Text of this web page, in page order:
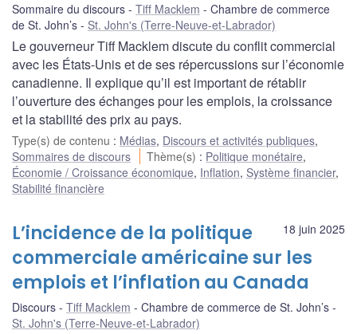
Sommaire du discours Tiff Macklem
Chambre de commerce
de St. John’s
St. John's (Terre-Neuve-et-Labrador)
Le gouverneur Tiff Macklem discute du conflit commercial
avec les États-Unis et de ses répercussions sur l’économie
canadienne. Il explique qu’il est important de rétablir
l’ouverture des échanges pour les emplois, la croissance
et la stabilité des prix au pays.
Type(s) de contenu : Médias, Discours et activités publiques,
Sommaires de discours
Thème(s) : Politique monétaire,
Économie / Croissance économique, Inflation, Système financier,
Stabilité financière
18 juin 2025
L’incidence de la politique
commerciale américaine sur les
emplois et l’inflation au Canada
Discours Tiff Macklem
Chambre de commerce de St. John’s
St. John's (Terre-Neuve-et-Labrador)